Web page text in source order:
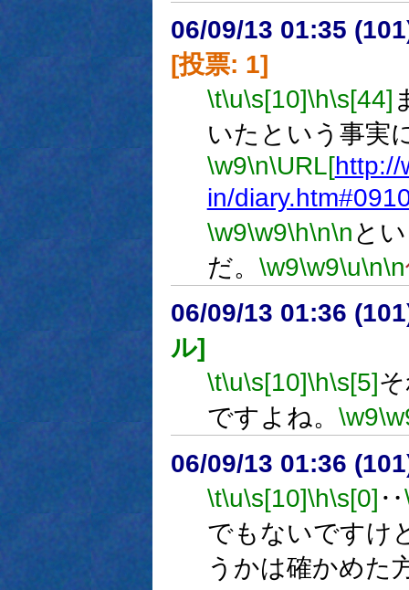
06/09/13 01:35
[投票: 1]
\t\u\s[10]\h\s[44]
いたという事実
\w9\n\URL[http://
in/
\w9\w9\h\n\n と
だ。 \w9\w9\u\n\n
06/09/13 01:36
ル]
\t\u\s[10]\h\s[5]
ですよね。 \w9
06/09/13 01:36
\t\u\s[10]\h\s[0] ‥
でもないですけ
うかは確かめた